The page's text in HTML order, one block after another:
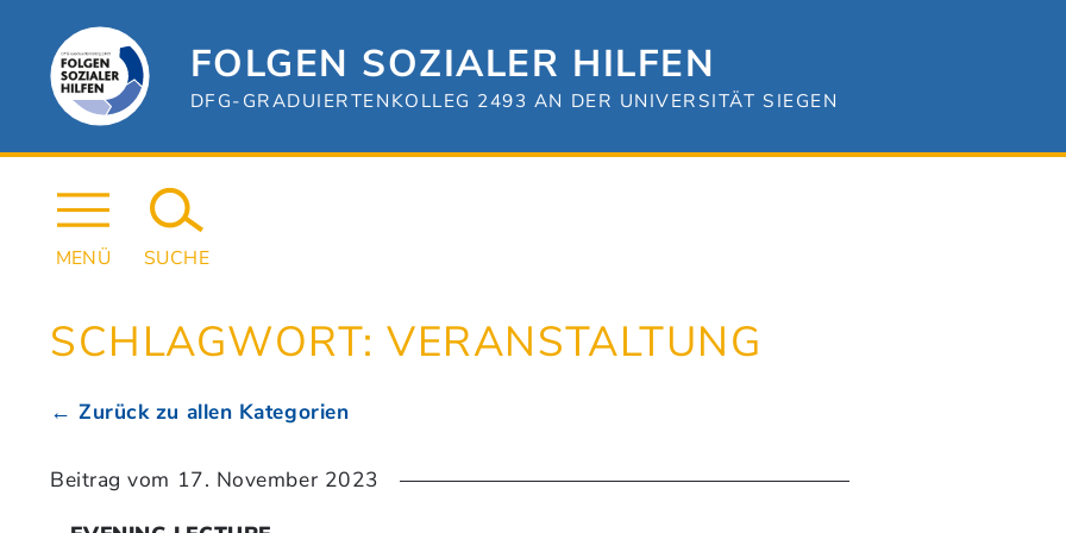
FOLGEN SOZIALER HILFEN
DFG-GRADUIERTENKOLLEG 2493 AN DER UNIVERSITÄT SIEGEN
MENÜ SUCHE
SCHLAGWORT:VERANSTALTUNG
← Zurück zu allen Kategorien
Beitrag vom 17. November 2023